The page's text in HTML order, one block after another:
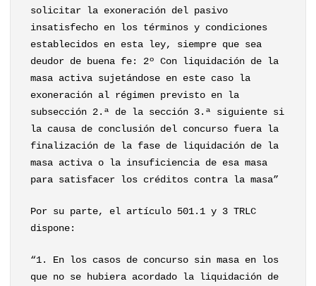
solicitar la exoneración del pasivo
insatisfecho en los términos y condiciones
establecidos en esta ley, siempre que sea
deudor de buena fe: 2º Con liquidación de la
masa activa sujetándose en este caso la
exoneración al régimen previsto en la
subsección 2.ª de la sección 3.ª siguiente si
la causa de conclusión del concurso fuera la
finalización de la fase de liquidación de la
masa activa o la insuficiencia de esa masa
para satisfacer los créditos contra la masa”
Por su parte, el artículo 501.1 y 3 TRLC
dispone:
“1. En los casos de concurso sin masa en los
que no se hubiera acordado la liquidación de